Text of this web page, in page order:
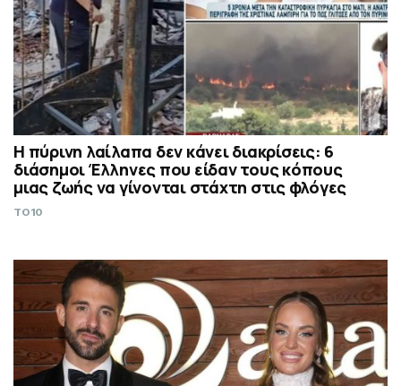
Η πύρινη λαίλαπα δεν κάνει διακρίσεις: 6
διάσημοι Έλληνες που είδαν τους κόπους
μιας ζωής να γίνονται στάχτη στις φλόγες
TO10